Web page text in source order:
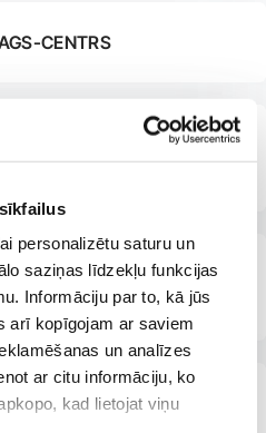
personalizētu saturu un
saziņas līdzekļu funkcijas
Informāciju par to, kā jūs
arī kopīgojam ar saviem
un analīzes
ar citu informāciju, ko
kad lietojat viņu
CENTRS
speciālists, US
dzemdību speciālists,
speciālists